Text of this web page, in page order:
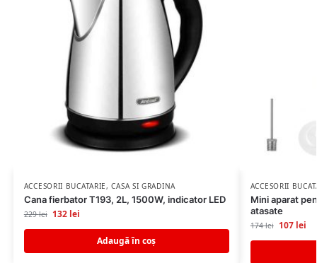
ACCESORII BUCATARIE,CASA SI GRADINA
Cana fierbator T193, 2L, 1500W, indicator LED
229lei 132 lei
Adaugă în coș
ACCESORII
Mini aparat
atasate
174lei 107 lei